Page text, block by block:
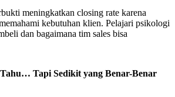
meningkatkan closing rate karena
kebutuhan klien. Pelajari psikologi
dan bagaimana tim sales bisa
Tapi Sedikit yang Benar-Benar